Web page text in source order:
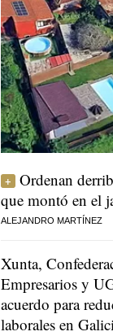
Ordenan
que montó en el
ALEJANDRO MARTÍNEZ
Xunta,
Empresarios y
acuerdo para
laborales en